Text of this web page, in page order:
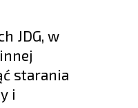
JDG, w
starania
i